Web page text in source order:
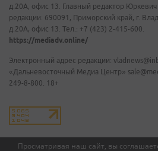
Просматривая наш сайт, вы
д.20А, офис 13. Главный редактор
редакции: 690091, Приморский край, г.
д.20А, офис 13. Тел.: +7 (423) 2-415-600.
https://mediadv.online/
Электронный адрес редакции:
«Дальневосточный Медиа Центр»
249-8-800. 18+